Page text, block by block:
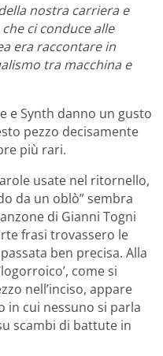
nostra carriera e
ci conduce alle
era raccontare in
tra macchina e
e Synth danno un gusto
pezzo decisamente
più rari.
usate nel ritornello,
da un oblò” sembra
di Gianni Togni
frasi trovassero le
ben precisa. Alla
come si
nell’inciso, appare
in cui nessuno si parla
scambi di battute in